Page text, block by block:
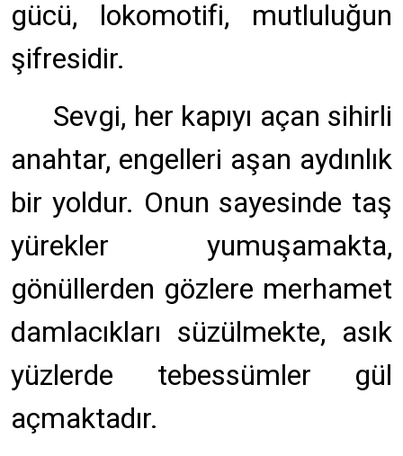
gücü, lokomotifi, mutluluğun
şifresidir.
Sevgi, her kapıyı açan sihirli
anahtar, engelleri aşan aydınlık
bir yoldur. Onun sayesinde taş
yürekler yumuşamakta,
gönüllerden gözlere merhamet
damlacıkları süzülmekte, asık
yüzlerde tebessümler gül
açmaktadır.